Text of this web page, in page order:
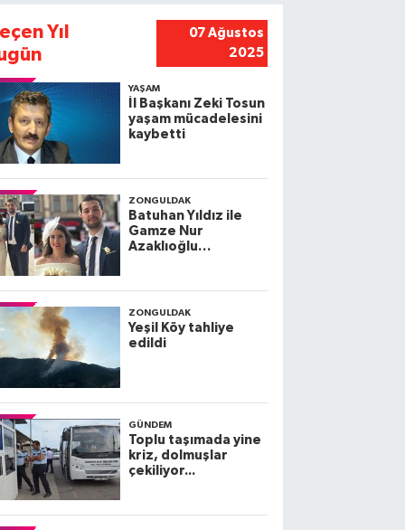
Yıl
07 Ağustos
2025
YAŞAM
İl Başkanı Zeki Tosun
yaşam mücadelesini
kaybetti
ZONGULDAK
Batuhan Yıldız ile
Gamze Nur
Azaklıoğlu
ZONGULDAK
Yeşil Köy tahliye
edildi
GÜNDEM
Toplu taşımada yine
kriz, dolmuşlar
çekiliyor...